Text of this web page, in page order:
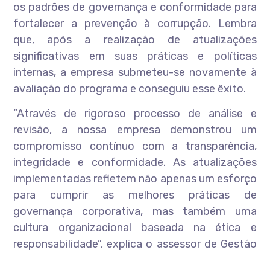
os padrões de governança e conformidade para
fortalecer a prevenção à corrupção. Lembra
que, após a realização de atualizações
significativas em suas práticas e políticas
internas, a empresa submeteu-se novamente à
avaliação do programa e conseguiu esse êxito.
“Através de rigoroso processo de análise e
revisão, a nossa empresa demonstrou um
compromisso contínuo com a transparência,
integridade e conformidade. As atualizações
implementadas refletem não apenas um esforço
para cumprir as melhores práticas de
governança corporativa, mas também uma
cultura organizacional baseada na ética e
responsabilidade”, explica o assessor de Gestão